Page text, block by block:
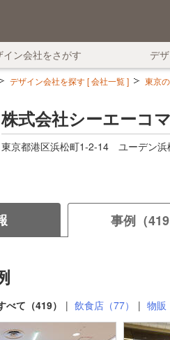
イン会社をさがす デ
デザイン会社を探す [ 会社一覧 ] 東京
株式会社シーエーコ
東京都港区浜松町1-2-14 ユーデン浜
事例（419
べて（419） 飲食店（77） 物販